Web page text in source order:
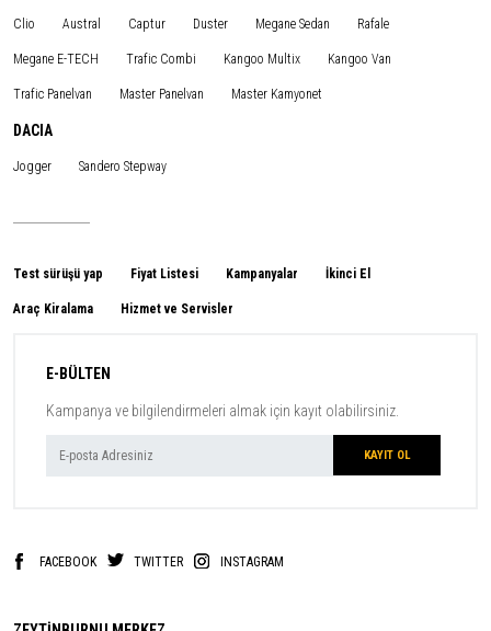
Clio Austral Captur Duster Megane Sedan Rafale
Megane E-TECH Trafic Combi Kangoo Multix Kangoo Van
Trafic Panelvan Master Panelvan Master Kamyonet
DACIA
Jogger Sandero Stepway
Test sürüşü yap Fiyat Listesi Kampanyalar İkinci El
Araç Kiralama Hizmet ve Servisler
E-BÜLTEN
Kampanya ve bilgilendirmeleri almak için kayıt olabilirsiniz.
FACEBOOK TWITTER INSTAGRAM